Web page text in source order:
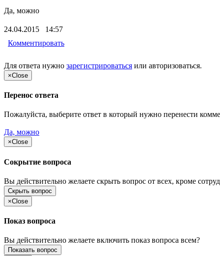
Да, можно
24.04.2015 14:57
Комментировать
Для ответа нужно зарегистрироваться или авторизоваться.
×Close
Перенос ответа
Пожалуйста, выберите ответ в который нужно перенести
Да, можно
×Close
Сокрытие вопроса
Вы действительно желаете скрыть вопрос от всех, кроме
Скрыть вопрос
×Close
Показ вопроса
Вы действительно желаете включить показ вопроса всем?
Показать вопрос